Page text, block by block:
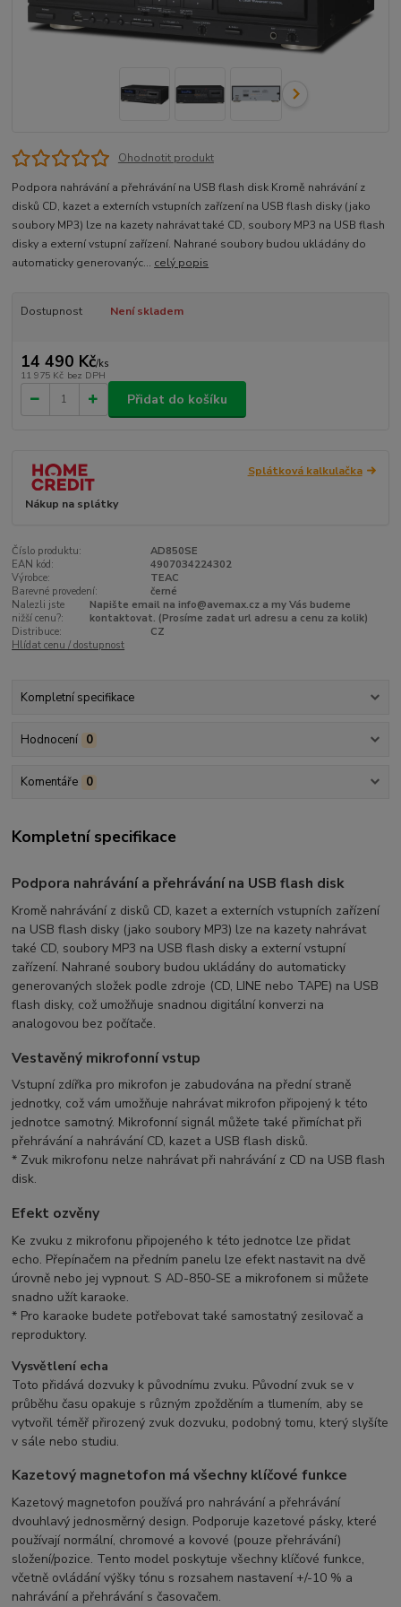
Ohodnotit produkt
Podpora nahrávání a přehrávání na USB flash disk Kromě nahrávání z
disků CD, kazet a externích vstupních zařízení na USB flash disky (jako
soubory MP3) lze na kazety nahrávat také CD, soubory MP3 na USB flash
disky a externí vstupní zařízení. Nahrané soubory budou ukládány do
automaticky generovanýc... celý popis
Dostupnost Není skladem
14 490 Kč/ks
11 975 Kč bez DPH
Přidat do košíku
Splátková kalkulačka
Nákup na splátky
Číslo produktu:
AD850SE
EAN kód:
4907034224302
Výrobce:
TEAC
Barevné provedení:
černé
Nalezli jste
nižší cenu?:
Napište email na info@avemax.cz a my Vás budeme
kontaktovat. (Prosíme zadat url adresu a cenu za kolik)
Distribuce:
CZ
Hlídat cenu / dostupnost
Kompletní specifikace
Hodnocení 0
Komentáře 0
Kompletní specifikace
Podpora nahrávání a přehrávání na USB flash disk
Kromě nahrávání z disků CD, kazet a externích vstupních zařízení
na USB flash disky (jako soubory MP3) lze na kazety nahrávat
také CD, soubory MP3 na USB flash disky a externí vstupní
zařízení. Nahrané soubory budou ukládány do automaticky
generovaných složek podle zdroje (CD, LINE nebo TAPE) na USB
flash disky, což umožňuje snadnou digitální konverzi na
analogovou bez počítače.
Vestavěný mikrofonní vstup
Vstupní zdířka pro mikrofon je zabudována na přední straně
jednotky, což vám umožňuje nahrávat mikrofon připojený k této
jednotce samotný. Mikrofonní signál můžete také přimíchat při
přehrávání a nahrávání CD, kazet a USB flash disků.
* Zvuk mikrofonu nelze nahrávat při nahrávání z CD na USB flash
disk.
Efekt ozvěny
Ke zvuku z mikrofonu připojeného k této jednotce lze přidat
echo. Přepínačem na předním panelu lze efekt nastavit na dvě
úrovně nebo jej vypnout. S AD-850-SE a mikrofonem si můžete
snadno užít karaoke.
* Pro karaoke budete potřebovat také samostatný zesilovač a
reproduktory.
Vysvětlení echa
Toto přidává dozvuky k původnímu zvuku. Původní zvuk se v
průběhu času opakuje s různým zpožděním a tlumením, aby se
vytvořil téměř přirozený zvuk dozvuku, podobný tomu, který slyšíte
v sále nebo studiu.
Kazetový magnetofon má všechny klíčové funkce
Kazetový magnetofon používá pro nahrávání a přehrávání
dvouhlavý jednosměrný design. Podporuje kazetové pásky, které
používají normální, chromové a kovové (pouze přehrávání)
složení/pozice. Tento model poskytuje všechny klíčové funkce,
včetně ovládání výšky tónu s rozsahem nastavení +/-10 % a
nahrávání a přehrávání s časovačem.